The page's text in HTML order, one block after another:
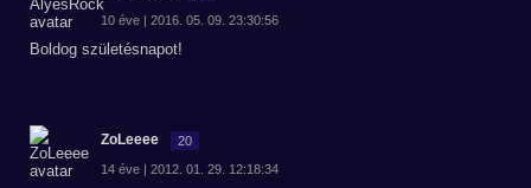
10 éve | 2016. 05. 09. 23:30:56
Boldog születésnapot!
ZoLeeee 20
14 éve | 2012. 01. 29. 12:18:34